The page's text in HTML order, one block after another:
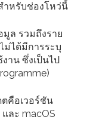
ำหรับช่องโหว่นี้
มูล รวมถึงราย
ม่ได้มีการระบุ
าน ซึ่งเป็นไป
ตคือเวอร์ชัน
ละ macOS